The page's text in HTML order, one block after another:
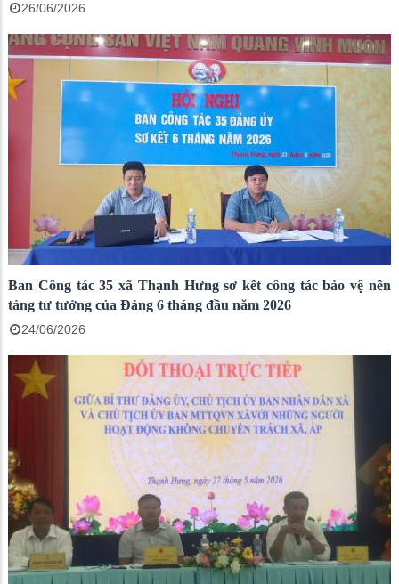
26/06/2026
Ban Công tác 35 xã Thạnh Hưng sơ kết công tác bảo vệ nền
tảng tư tưởng của Đảng 6 tháng đầu năm 2026
24/06/2026